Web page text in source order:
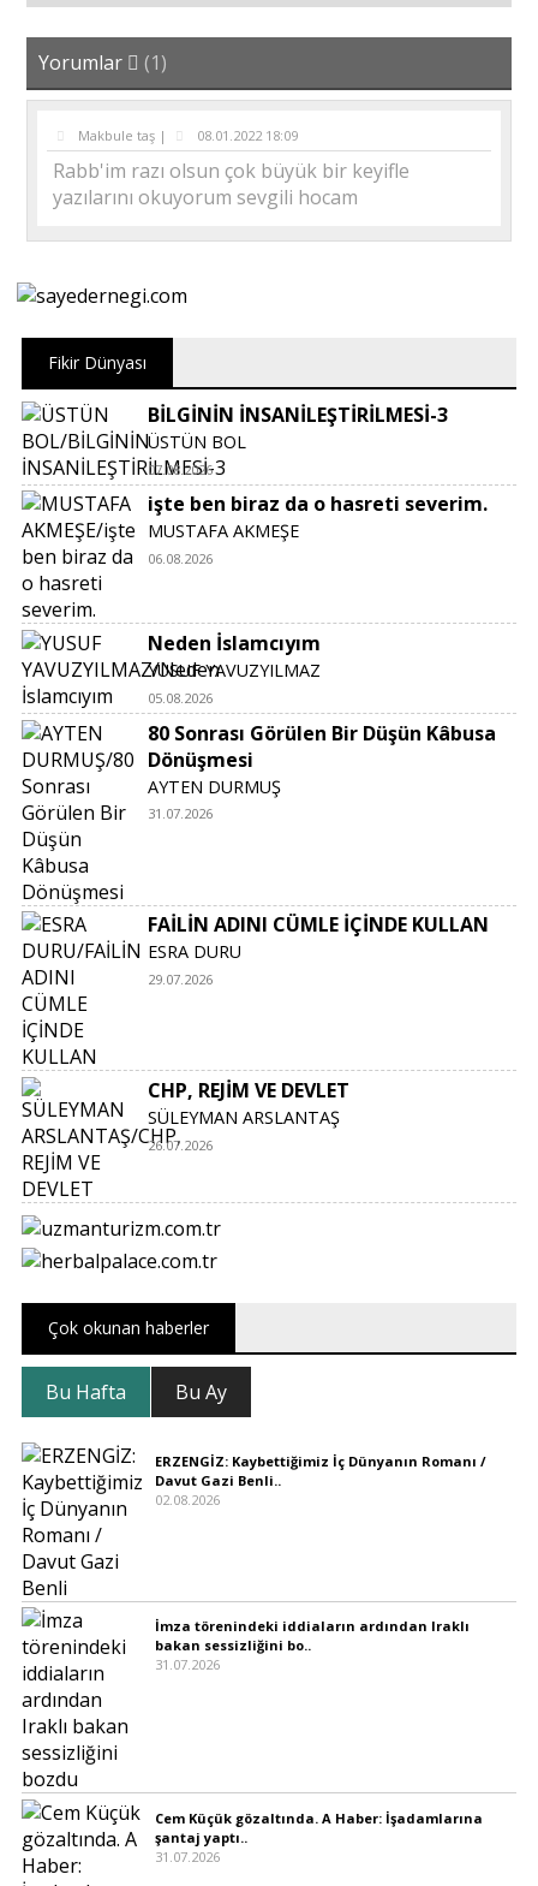
Yorumlar (1)
Makbule taş | 08.01.2022 18:09
Rabb'im razı olsun çok büyük bir keyifle
yazılarını okuyorum sevgili hocam
Fikir Dünyası
BİLGİNİN İNSANİLEŞTİRİLMESİ-3
ÜSTÜN BOL
07.08.2026
işte ben biraz da o hasreti severim.
MUSTAFA AKMEŞE
06.08.2026
Neden İslamcıyım
YUSUF YAVUZYILMAZ
05.08.2026
80 Sonrası Görülen Bir Düşün Kâbusa
Dönüşmesi
AYTEN DURMUŞ
31.07.2026
FAİLİN ADINI CÜMLE İÇİNDE KULLAN
ESRA DURU
29.07.2026
CHP, REJİM VE DEVLET
SÜLEYMAN ARSLANTAŞ
26.07.2026
Çok okunan haberler
Bu Hafta Bu Ay
ERZENGİZ: Kaybettiğimiz İç Dünyanın Romanı /
Davut Gazi Benli..
02.08.2026
İmza törenindeki iddiaların ardından Iraklı
bakan sessizliğini bo..
31.07.2026
Cem Küçük gözaltında. A Haber: İşadamlarına
şantaj yaptı..
31.07.2026